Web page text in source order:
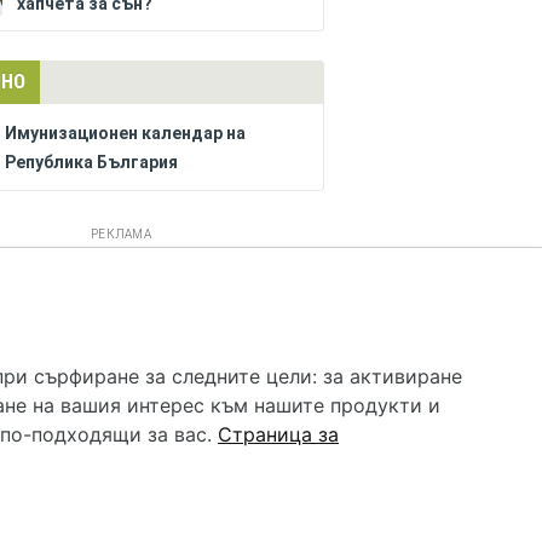
Имунизационен календар на
Република България
РЕКЛАМА
все че се полагат всички усилия за обновяване и
и самолечението могат да бъдат опасни за
помощ!
сърфиране за следните цели: за активиране
на вашия интерес към нашите продукти и
подходящи за вас. Страница за